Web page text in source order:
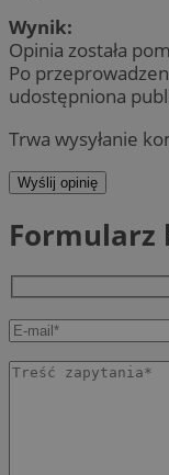
Wynik:
Opinia została
Po
udostępniona
Trwa wysyłanie
Wyślij opinię